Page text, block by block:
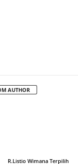
AUTHOR
R.Listio Wimana Terpilih